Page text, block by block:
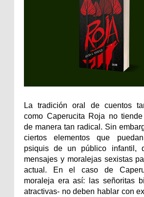
La tradición oral de cuentos
como Caperucita Roja no
de manera tan radical. Sin
ciertos elementos que
psiquis de un público infantil,
mensajes y moralejas sexistas
actual. En el caso de
moraleja era así: las señoritas
atractivas- no deben hablar con